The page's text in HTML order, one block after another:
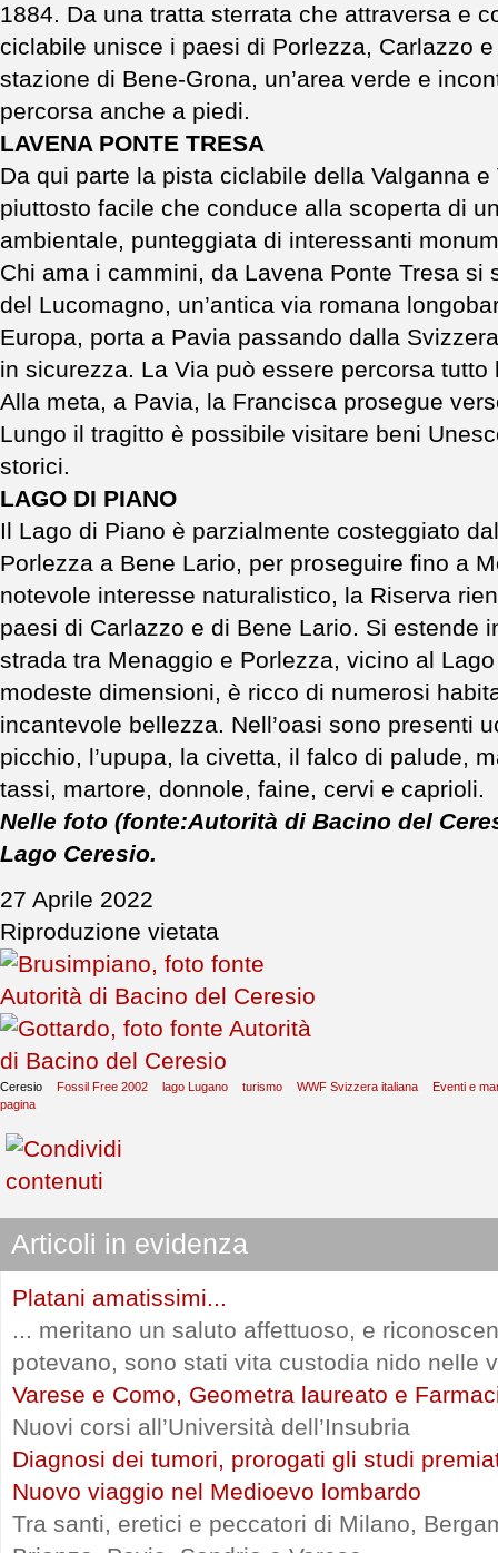
1884. Da una tratta sterrata che attraversa e
ciclabile unisce i paesi di Porlezza, Carlazzo
stazione di Bene-Grona, un’area verde e
percorsa anche a piedi.
LAVENA PONTE TRESA
Da qui parte la pista ciclabile della Valganna
piuttosto facile che conduce alla scoperta di
ambientale, punteggiata di interessanti
Chi ama i cammini, da Lavena Ponte Tresa
del Lucomagno, un’antica via romana
Europa, porta a Pavia passando dalla
in sicurezza. La Via può essere percorsa tutto
Alla meta, a Pavia, la Francisca prosegue
Lungo il tragitto è possibile visitare beni
storici.
LAGO DI PIANO
Il Lago di Piano è parzialmente costeggiato
Porlezza a Bene Lario, per proseguire fino a
notevole interesse naturalistico, la Riserva
paesi di Carlazzo e di Bene Lario. Si estende
strada tra Menaggio e Porlezza, vicino al
modeste dimensioni, è ricco di numerosi
incantevole bellezza. Nell’oasi sono presenti
picchio, l’upupa, la civetta, il falco di palude,
tassi, martore, donnole, faine, cervi e caprioli.
Nelle foto (fonte:Autorità di Bacino del
Lago Ceresio.
27 Aprile 2022
Riproduzione vietata
Ceresio Fossil Free 2002 lago Lugano turismo WWF Svizzera italiana
Eventi e
pagina
Articoli in evidenza
Platani amatissimi...
... meritano un saluto affettuoso, e
potevano, sono stati vita custodia nido nelle
Varese e Como, Geometra laureato e
Nuovi corsi all’Università dell’Insubria
Diagnosi dei tumori, prorogati gli studi
Nuovo viaggio nel Medioevo lombardo
Tra santi, eretici e peccatori di Milano,